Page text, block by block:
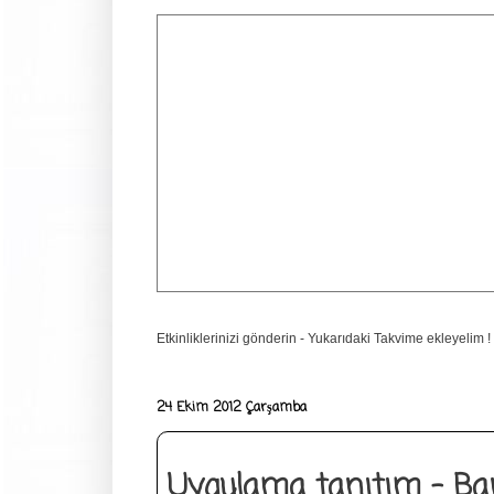
Etkinliklerinizi gönderin - Yukarıdaki Takvime ekleyelim !
24 Ekim 2012 Çarşamba